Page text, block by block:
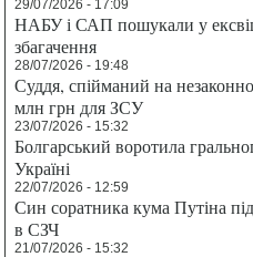
29/07/2026 - 17:09
НАБУ і САП пошукали у
збагачення
28/07/2026 - 19:48
Суддя, спійманий на
млн грн для ЗСУ
23/07/2026 - 15:32
Болгарський воротила
Україні
22/07/2026 - 12:59
Син соратника кума Путіна
в СЗЧ
21/07/2026 - 15:32